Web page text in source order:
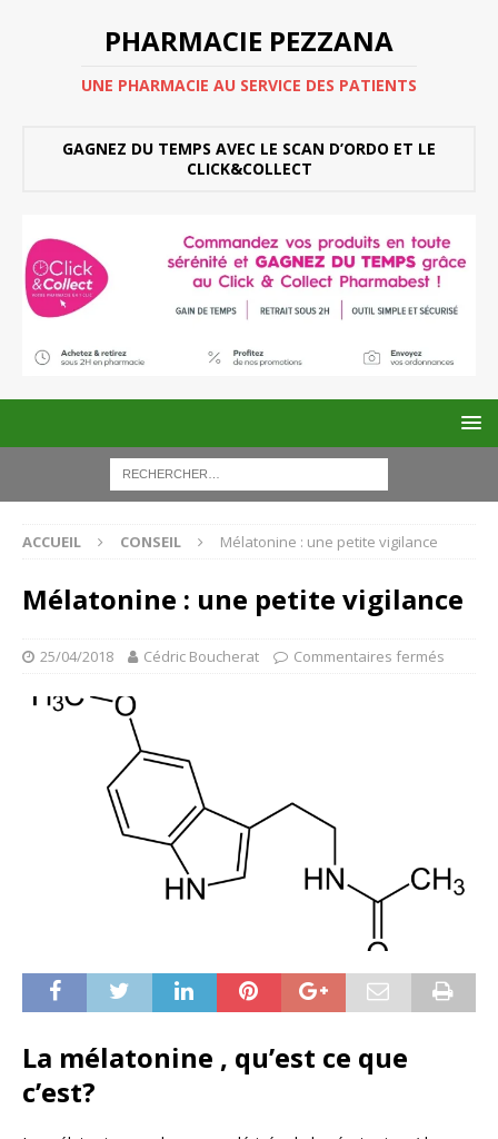
PHARMACIE PEZZANA
UNE PHARMACIE AU SERVICE DES PATIENTS
GAGNEZ DU TEMPS AVEC LE SCAN D’ORDO ET LE
CLICK&COLLECT
ACCUEIL CONSEIL Mélatonine : une petite vigilance
Mélatonine : une petite vigilance
25/04/2018 Cédric Boucherat Commentaires fermés
La mélatonine , qu’est ce que
c’est?